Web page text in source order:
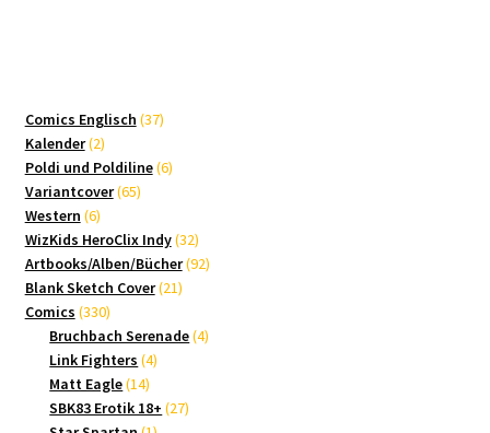
Comics Englisch 3737
Kalender 22
Produkte
Poldi und Poldiline 66
Variantcover 6565
Western 66
Produkte
WizKids HeroClix Indy 3232
Produkte
Artbooks/Alben/Bücher 9292
Blank Sketch Cover 2121
Comics 330330
Produkte
Bruchbach Serenade 44
Link Fighters 44
Matt Eagle 1414
Produkte
SBK83 Erotik 18+ 2727